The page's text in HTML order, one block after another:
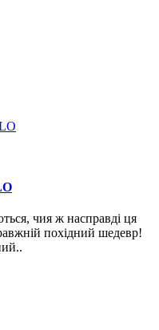
чия ж насправді ця
похідний шедевр!